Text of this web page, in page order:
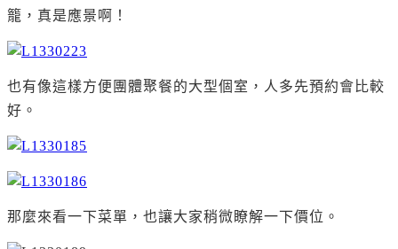
籠，真是應景啊！
也有像這樣方便團體聚餐的大型個室，人多先預約會比較
好。
那麼來看一下菜單，也讓大家稍微瞭解一下價位。